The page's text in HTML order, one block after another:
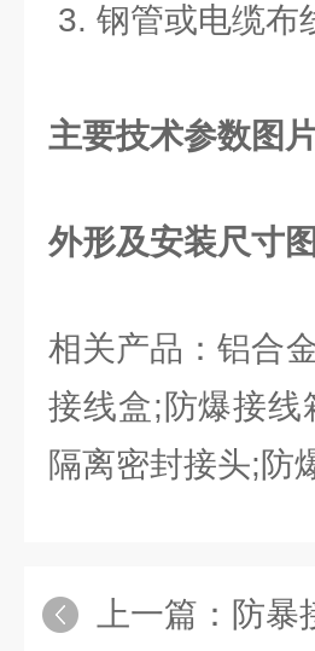
3. 钢管或电缆布
主要技术参数图
外形及安装尺寸
相关产品：铝合
接线盒;防爆接
隔离密封接头;防
上一篇： 防暴